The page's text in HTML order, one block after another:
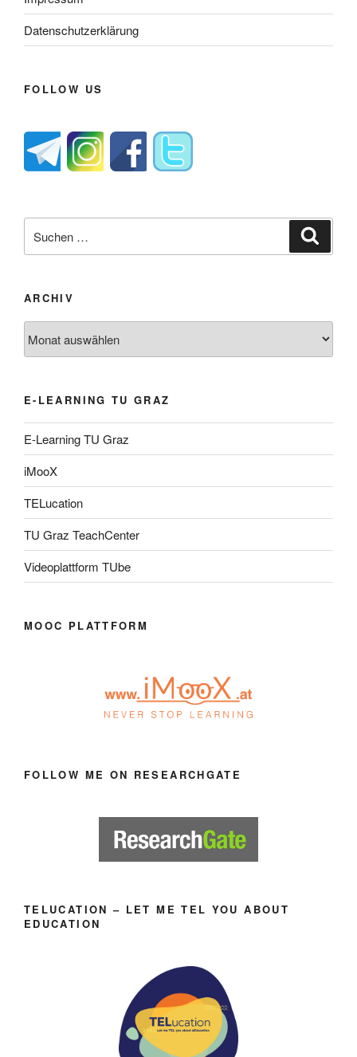
Datenschutzerklärung
FOLLOW US
nach:
ARCHIV
E-LEARNING TU GRAZ
E-Learning TU Graz
iMooX
TELucation
TU Graz TeachCenter
Videoplattform TUbe
MOOC PLATTFORM
FOLLOW ME ON RESEARCHGATE
TELUCATION – LET ME TEL YOU ABOUT
EDUCATION